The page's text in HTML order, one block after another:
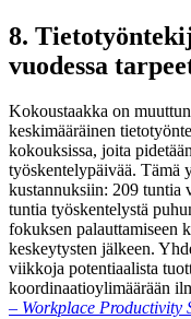
8.
vuodessa
Kokoustaakka on
keskimääräinen
kokouksissa, joita
työskentelypäivää.
kustannuksiin: 209 tuntia
tuntia työskentelystä
fokuksen palauttamiseen
keskeytysten jälkeen.
viikkoja potentiaalista
koordinaatioylimäärään
– Workplace Productivity